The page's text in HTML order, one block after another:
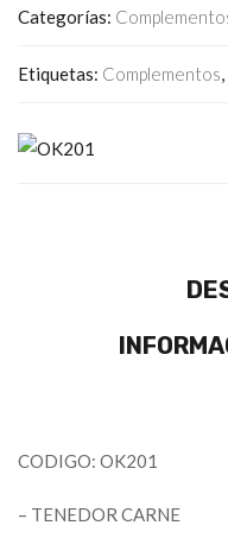
Categorías:
Etiquetas: Complementos,
CODIGO: OK201
– TENEDOR CARNE